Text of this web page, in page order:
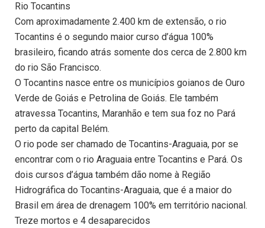
Rio Tocantins
Com aproximadamente 2.400 km de extensão, o rio
Tocantins é o segundo maior curso d’água 100%
brasileiro, ficando atrás somente dos cerca de 2.800 km
do rio São Francisco.
O Tocantins nasce entre os municípios goianos de Ouro
Verde de Goiás e Petrolina de Goiás. Ele também
atravessa Tocantins, Maranhão e tem sua foz no Pará
perto da capital Belém.
O rio pode ser chamado de Tocantins-Araguaia, por se
encontrar com o rio Araguaia entre Tocantins e Pará. Os
dois cursos d’água também dão nome à Região
Hidrográfica do Tocantins-Araguaia, que é a maior do
Brasil em área de drenagem 100% em território nacional.
Treze mortos e 4 desaparecidos